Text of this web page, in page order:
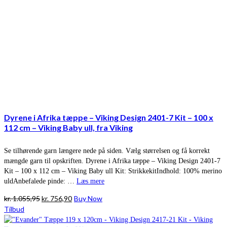
Dyrene i Afrika tæppe – Viking Design 2401-7 Kit – 100 x
112 cm – Viking Baby ull, fra Viking
Se tilhørende garn længere nede på siden. Vælg størrelsen og få korrekt
mængde garn til opskriften. Dyrene i Afrika tæppe – Viking Design 2401-7
Kit – 100 x 112 cm – Viking Baby ull Kit: StrikkekitIndhold: 100% merino
uldAnbefalede pinde: … Læs mere
kr.1.055,95Den
pris
kr. 756,90Den
pris
Buy Now
Tilbud